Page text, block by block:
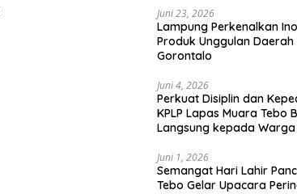
Juni 23, 2026
Lampung Perkenalkan
Produk Unggulan Daerah
Gorontalo
Juni 4, 2026
Perkuat Disiplin dan
KPLP Lapas Muara Tebo
Langsung kepada
Juni 1, 2026
Semangat Hari Lahir
Tebo Gelar Upacara